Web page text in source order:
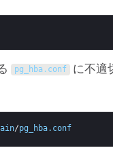
pg_hba . conf に不適
/pg_hba. conf